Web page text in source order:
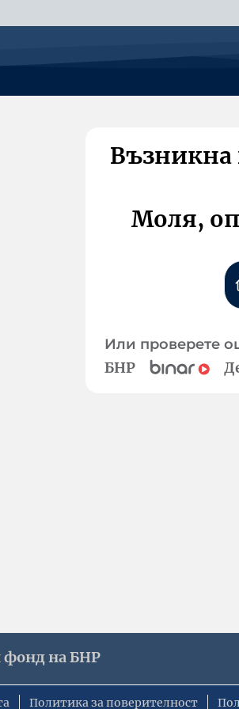
Възникна
Моля,
Или проверете
БНР
фонд на БНР
Политика за поверителност